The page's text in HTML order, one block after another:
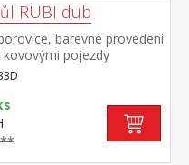
RUBI dub
barevné provedení
kovovými pojezdy
**